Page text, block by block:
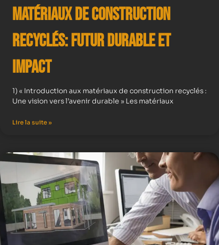
Matériaux de Construction
Recyclés: Futur Durable et
Impact
1) « Introduction aux matériaux de construction recyclés :
Une vision vers l’avenir durable » Les matériaux
Lire la suite »